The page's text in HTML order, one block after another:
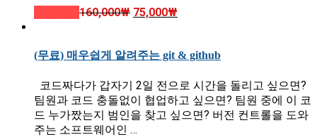
160,000₩ 75,000₩
(무료) 매우쉽게 알려주는 git & github
코드짜다가 갑자기 2일 전으로 시간을 돌리고 싶으면?
팀원과 코드 충돌없이 협업하고 싶으면? 팀원 중에 이 코
드 누가짰는지 범인을 찾고 싶으면? 버전 컨트롤을 도와
주는 소프트웨어인 …